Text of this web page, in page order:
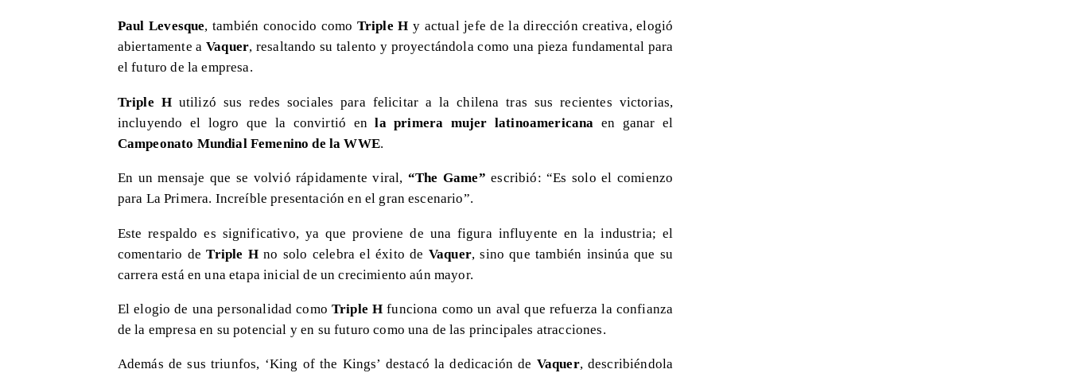
Paul Levesque, también conocido como Triple H y actual jefe de la dirección creativa, elogió
abiertamente aVaquer, resaltando su talento y proyectándola como una pieza fundamental para
el futuro de la empresa.
Triple Hutilizó sus redes sociales para felicitar a la chilena tras sus recientes victorias,
incluyendo el logro que la convirtió enla primera mujer latinoamericana en ganar el
Campeonato Mundial Femenino de la WWE.
En un mensaje que se volvió rápidamente viral, “The Game” escribió: “Es solo el comienzo
para La Primera. Increíble presentación en el gran escenario”.
Este respaldo es significativo, ya que proviene de una figura influyente en la industria; el
comentario deTriple Hno solo celebra el éxito de Vaquer, sino que también insinúa que su
carrera está en una etapa inicial de un crecimiento aún mayor.
El elogio de una personalidad como Triple H funciona como un aval que refuerza la confianza
de la empresa en su potencial y en su futuro como una de las principales atracciones.
Además de sus triunfos, ‘King of the Kings’ destacó la dedicación de Vaquer, describiéndola